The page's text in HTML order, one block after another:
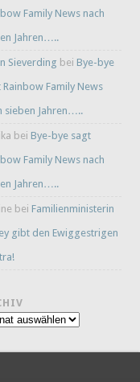
Family News nach
Jahren…..
Sieverding bei Bye-bye
Rainbow Family News
sieben Jahren…..
bei Bye-bye sagt
Family News nach
Jahren…..
bei Familienministerin
gibt den Ewiggestrigen